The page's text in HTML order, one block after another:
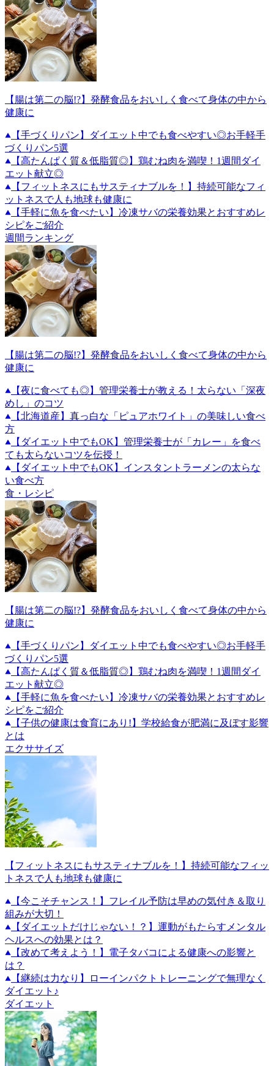
【腸は第二の脳!?】発酵食品をおいしく食べて身体の中から
健康に
【手づくりパン】ダイエット中でも食べやすい◎お手軽手
づくりパン5選
【高たんぱく質＆低脂質◎】鶏むね肉を満喫！1週間ダイ
エット献立◎
【フィットネスにもサスティナブルを！】持続可能なフィ
ットネスで人も地球も健康に
【手軽に魚を食べたい】冷凍サバの栄養効果とおすすめレ
シピをご紹介
週間ランキング
【腸は第二の脳!?】発酵食品をおいしく食べて身体の中から
健康に
【夜に食べても◎】管理栄養士が教える！太らない「深夜
めし」のコツ
【北海道産】真っ白な「ピュアホワイト」の美味しい食べ
方
【ダイエット中でもOK】管理栄養士が「カレー」を食べ
ても太らないコツを伝授！
【ダイエット中でもOK】インスタントラーメンの太らな
い食べ方
食・レシピ
【腸は第二の脳!?】発酵食品をおいしく食べて身体の中から
健康に
【手づくりパン】ダイエット中でも食べやすい◎お手軽手
づくりパン5選
【高たんぱく質＆低脂質◎】鶏むね肉を満喫！1週間ダイ
エット献立◎
【手軽に魚を食べたい】冷凍サバの栄養効果とおすすめレ
シピをご紹介
【子供の健康は食育にあり!】学校給食が肥満に及ぼす影響
とは
エクササイズ
【フィットネスにもサスティナブルを！】持続可能なフィッ
トネスで人も地球も健康に
【今こそチャンス！】フレイル予防は早めの気付き＆取り
組みが大切！
【ダイエットだけじゃない！？】運動がもたらすメンタル
ヘルスへの効果とは？
【改めて考えよう！】電子タバコによる健康への影響と
は？
【継続は力なり】ローインパクトトレーニングで無理なく
ダイエット♪
ダイエット